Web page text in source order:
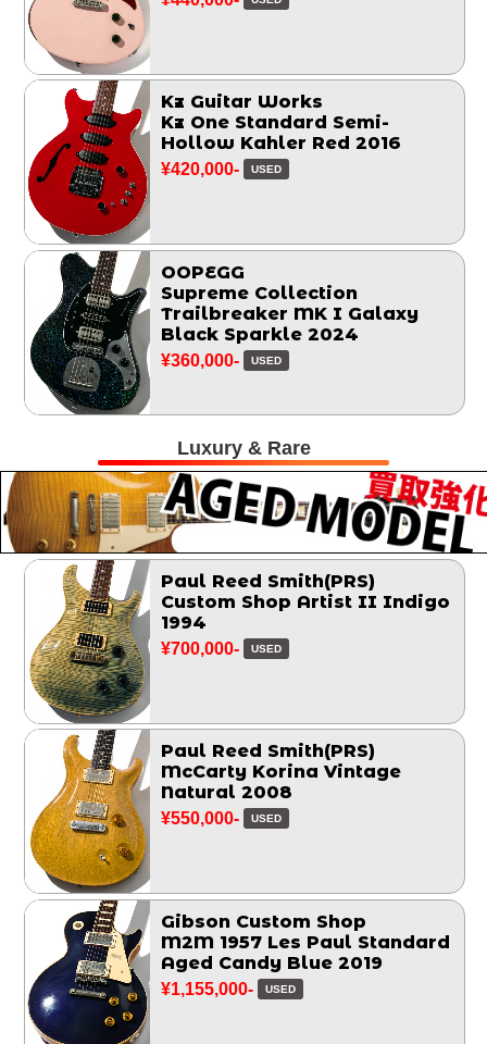
Kz Guitar Works
Kz One Standard Semi-
Hollow Kahler Red 2016
¥420,000- USED
OOPEGG
Supreme Collection
Trailbreaker MK I Galaxy
Black Sparkle 2024
¥360,000- USED
Luxury & Rare
Paul Reed Smith(PRS)
Custom Shop Artist II Indigo
1994
¥700,000- USED
Paul Reed Smith(PRS)
McCarty Korina Vintage
Natural 2008
¥550,000- USED
Gibson Custom Shop
M2M 1957 Les Paul Standard
Aged Candy Blue 2019
¥1,155,000- USED